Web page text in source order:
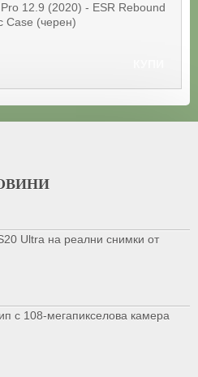
12.9 (2020) - ESR Rebound
Case (черен)
Ultra на реални снимки от
с 108-мегапикселова камера